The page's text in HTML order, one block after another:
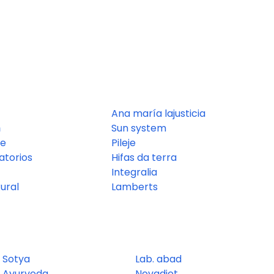
Ana maría lajusticia
Sun system
Pileje
Hifas da terra
Integralia
Lamberts
Sotya
Lab. abad